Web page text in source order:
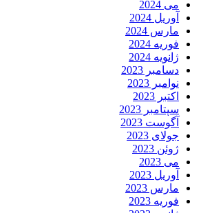
می 2024
آوریل 2024
مارس 2024
فوریه 2024
ژانویه 2024
دسامبر 2023
نوامبر 2023
اکتبر 2023
سپتامبر 2023
آگوست 2023
جولای 2023
ژوئن 2023
می 2023
آوریل 2023
مارس 2023
فوریه 2023